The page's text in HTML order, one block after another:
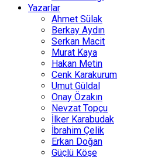
Yazarlar
Ahmet Sülak
Berkay Aydın
Serkan Macit
Murat Kaya
Hakan Metin
Cenk Karakurum
Umut Güldal
Onay Özakın
Nevzat Topçu
İlker Karabudak
İbrahim Çelik
Erkan Doğan
Güçlü Köşe